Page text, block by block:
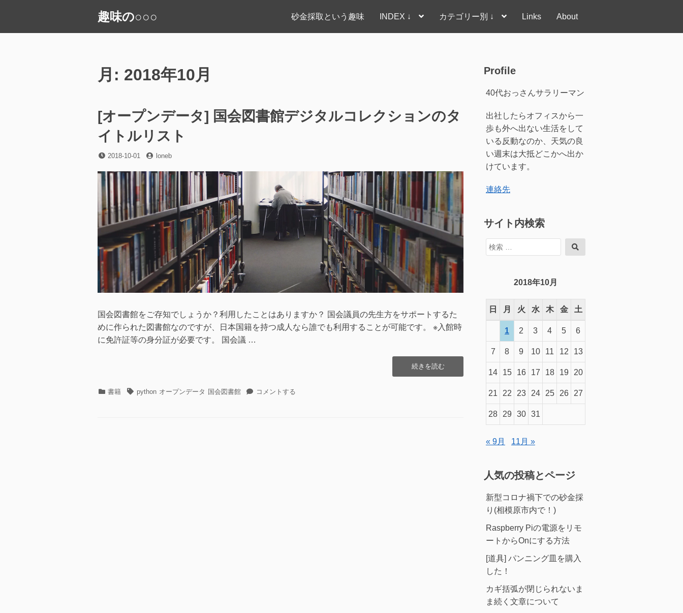
テ
趣味の○○○ 砂金採取という趣味 INDEX ↓ カテゴリー別 ↓ Links About
月: 2018年10月
[オープンデータ] 国会図書館デジタルコレクションのタ
イトルリスト
投
日
2018-10-01
投
者
loneb
国会図書館をご存知でしょうか？利用したことはありますか？ 国会議員の先生方をサポートするた
めに作られた図書館なのですが、日本国籍を持つ成人なら誰でも利用することが可能です。 ※入館時
に免許証等の身分証が必要です。 国会議 …
“[オ
ー
続きを読む
カ 書籍
タ
python オープンデータ 国会図書館
[オ
コメントする
Profile
40代おっさんサラリーマン
出社したらオフィスから一
歩も外へ出ない生活をして
いる反動なのか、天気の良
い週末は大抵どこかへ出か
けています。
連絡先
サイト内検索
検
索
索
2018年10月
日 月 火 水 木 金 土
1 2 3 4 5 6
7 8 9 10 11 12 13
14 15 16 17 18 19 20
21 22 23 24 25 26 27
28 29 30 31
« 9月 11月 »
人気の投稿とページ
新型コロナ禍下での砂金採
り(相模原市内で！)
Raspberry Piの電源をリモ
ートからOnにする方法
[道具] パンニング皿を購入
した！
カギ括弧が閉じられないま
ま続く文章について